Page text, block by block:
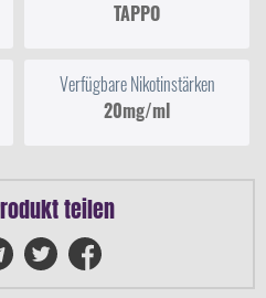
TAPPO
Verfügbare Nikotinstärken
20mg/ml
teilen